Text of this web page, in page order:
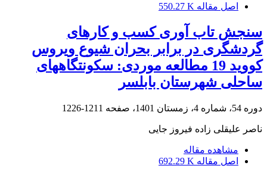
اصل مقاله 550.27 K
سنجش تاب آوری کسب و کارهای
گردشگری در برابر بحران شیوع ویروس
کووید 19 مطالعه موردی: سکونتگاههای
ساحلی شهرستان بابلسر
دوره 54، شماره 4، زمستان 1401، صفحه 1211-1226
ناصر علیقلی زاده فیروز جایی
مشاهده مقاله
اصل مقاله 692.29 K